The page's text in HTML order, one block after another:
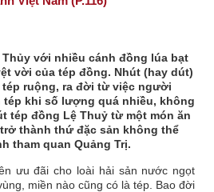
với nhiều cánh đồng lúa bạt
vời của tép đồng. Nhút (hay dút)
ruộng, ra đời từ việc người
tép khi số lượng quá nhiều, không
tép đồng Lệ Thuỷ từ một món ăn
thành thứ đặc sản không thể
tham quan Quảng Trị.
ưu đãi cho loài hải sản nước ngọt
miền nào cũng có là tép. Bao đời